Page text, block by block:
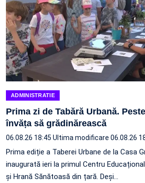
ADMINISTRATIE
Prima zi de Tabără Urbană.
învăța să grădinărească
06.08.26 18:45 Ultima modificare 06.08.26
Prima ediție a Taberei Urbane de la Casa
inaugurată ieri la primul Centru
și Hrană Sănătoasă din țară. Deși…